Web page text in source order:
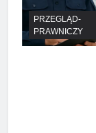
PRZEGLĄD-
PRAWNICZY